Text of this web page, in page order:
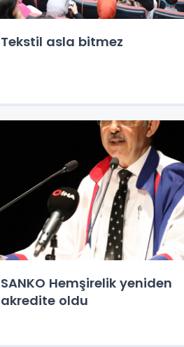
Tekstil asla bitmez
SANKO Hemşirelik yeniden
akredite oldu